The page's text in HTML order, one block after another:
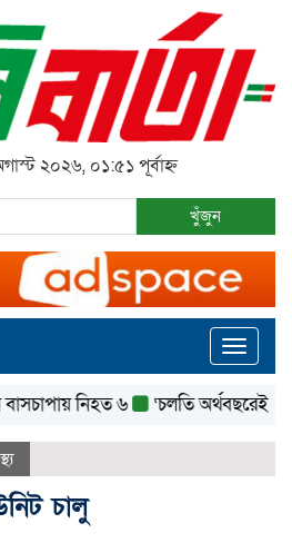
২০২৬, ০১:৫১ পূর্বাহ্ন
খুঁজুন
Toggle
নিহত ৬ ‘চলতি অর্থবছরেই স্থানীয়
চালু